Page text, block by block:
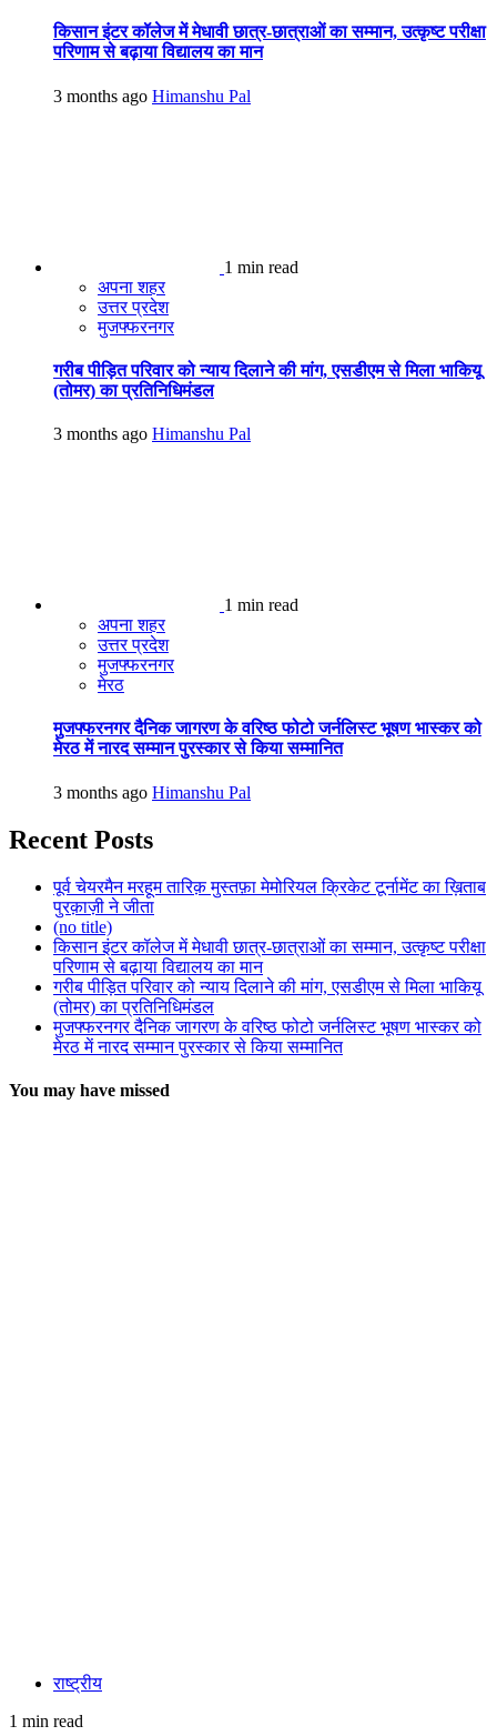
किसान इंटर कॉलेज में मेधावी छात्र-छात्राओं का सम्मान, उत्कृष्ट परीक्षा
परिणाम से बढ़ाया विद्यालय का मान
3 months ago Himanshu Pal
1 min read
अपना शहर
उत्तर प्रदेश
मुजफ्फरनगर
गरीब पीड़ित परिवार को न्याय दिलाने की मांग, एसडीएम से मिला भाकियू
(तोमर) का प्रतिनिधिमंडल
3 months ago Himanshu Pal
1 min read
अपना शहर
उत्तर प्रदेश
मुजफ्फरनगर
मेरठ
मुजफ्फरनगर दैनिक जागरण के वरिष्ठ फोटो जर्नलिस्ट भूषण भास्कर को
मेरठ में नारद सम्मान पुरस्कार से किया सम्मानित
3 months ago Himanshu Pal
Recent Posts
पूर्व चेयरमैन मरहूम तारिक़ मुस्तफ़ा मेमोरियल क्रिकेट टूर्नामेंट का ख़िताब
पुरक़ाज़ी ने जीता
(no title)
किसान इंटर कॉलेज में मेधावी छात्र-छात्राओं का सम्मान, उत्कृष्ट परीक्षा
परिणाम से बढ़ाया विद्यालय का मान
गरीब पीड़ित परिवार को न्याय दिलाने की मांग, एसडीएम से मिला भाकियू
(तोमर) का प्रतिनिधिमंडल
मुजफ्फरनगर दैनिक जागरण के वरिष्ठ फोटो जर्नलिस्ट भूषण भास्कर को
मेरठ में नारद सम्मान पुरस्कार से किया सम्मानित
You may have missed
राष्ट्रीय
1 min read